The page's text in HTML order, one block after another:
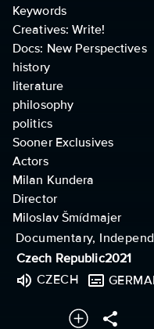
Keywords
Creatives: Write!
Docs: New Perspectives
history
literature
philosophy
politics
Sooner Exclusives
Actors
Milan Kundera
Director
Miloslav Šmídmajer
Documentary,
Czech Republic2021
CZECH